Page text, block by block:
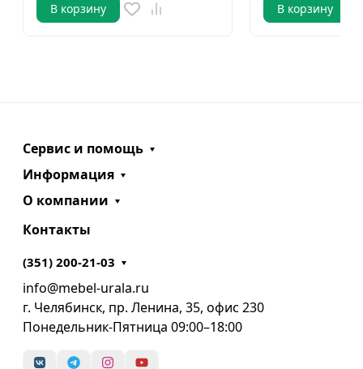
В корзину В корзину
Сервис и помощь
Информация
О компании
Контакты
(351) 200-21-03
info@mebel-urala.ru
г. Челябинск, пр. Ленина, 35, офис 230
Понедельник-Пятница 09:00–18:00